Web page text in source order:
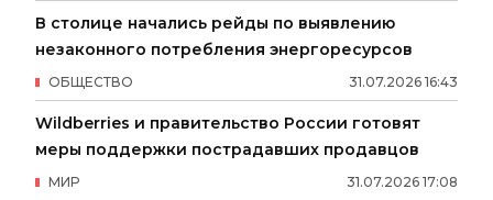
В столице начались рейды по выявлению
незаконного потребления энергоресурсов
31.07.2026 16:43
ОБЩЕСТВО
Wildberries и правительство России готовят
меры поддержки пострадавших продавцов
31.07.2026 17:08
МИР